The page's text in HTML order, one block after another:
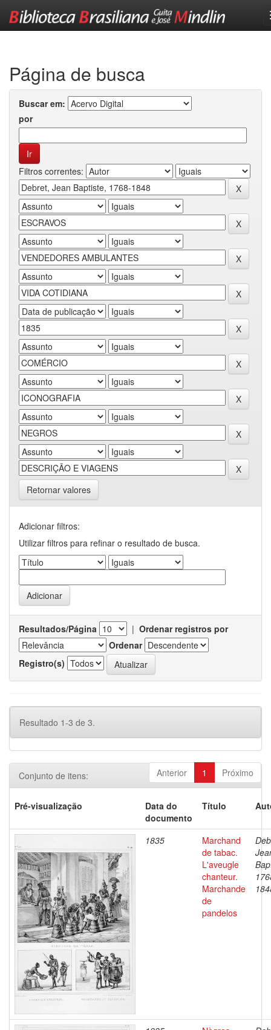
Página de busca
Buscar em:
por
Filtros correntes:
Retornar valores
Adicionar filtros:
Utilizar filtros para refinar o resultado de busca.
Resultados/Página | Ordenar registros por
Ordenar
Registro(s)
Resultado 1-3 de 3.
Anterior 1 Próximo
Conjunto de itens:
Pré-visualização
Data do
documento
Título
1835
Marchand
de tabac.
L'aveugle
chanteur.
Marchande
de
pandelos